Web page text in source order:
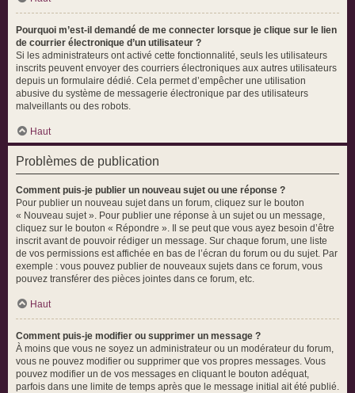
Pourquoi m’est-il demandé de me connecter lorsque je clique sur le lien
de courrier électronique d’un utilisateur ?
Si les administrateurs ont activé cette fonctionnalité, seuls les utilisateurs
inscrits peuvent envoyer des courriers électroniques aux autres utilisateurs
depuis un formulaire dédié. Cela permet d’empêcher une utilisation
abusive du système de messagerie électronique par des utilisateurs
malveillants ou des robots.
Haut
Problèmes de publication
Comment puis-je publier un nouveau sujet ou une réponse ?
Pour publier un nouveau sujet dans un forum, cliquez sur le bouton
« Nouveau sujet ». Pour publier une réponse à un sujet ou un message,
cliquez sur le bouton « Répondre ». Il se peut que vous ayez besoin d’être
inscrit avant de pouvoir rédiger un message. Sur chaque forum, une liste
de vos permissions est affichée en bas de l’écran du forum ou du sujet. Par
exemple : vous pouvez publier de nouveaux sujets dans ce forum, vous
pouvez transférer des pièces jointes dans ce forum, etc.
Haut
Comment puis-je modifier ou supprimer un message ?
À moins que vous ne soyez un administrateur ou un modérateur du forum,
vous ne pouvez modifier ou supprimer que vos propres messages. Vous
pouvez modifier un de vos messages en cliquant le bouton adéquat,
parfois dans une limite de temps après que le message initial ait été publié.